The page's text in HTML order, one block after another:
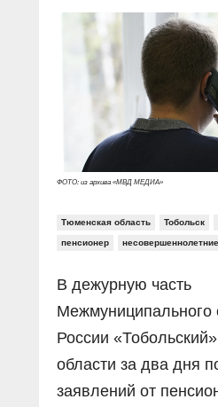
Документальные фильмы
В знании сила
Специальный репортаж
КиберПОСТОВОЙ
Газета «Щит и меч»
Журнал «Полиция России»
О ПОРТАЛЕ
Контакты
Вакансии
ФОТО: из архива «МВД МЕДИА»
Тюменская область Тобольск
пенсионер несовершеннолетние
В дежурную часть
России
области за два дня
заявлений от